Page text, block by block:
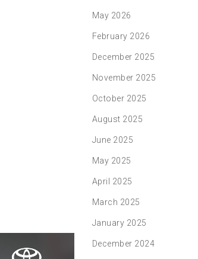
May 2026
February 2026
December 2025
November 2025
October 2025
August 2025
June 2025
May 2025
April 2025
March 2025
January 2025
December 2024